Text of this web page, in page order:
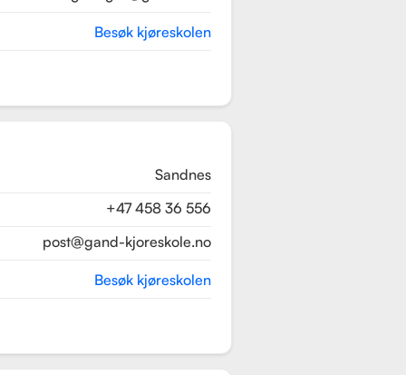
Besøk kjøreskolen
Sandnes
+47 458 36 556
post@gand-kjoreskole.no
Besøk kjøreskolen